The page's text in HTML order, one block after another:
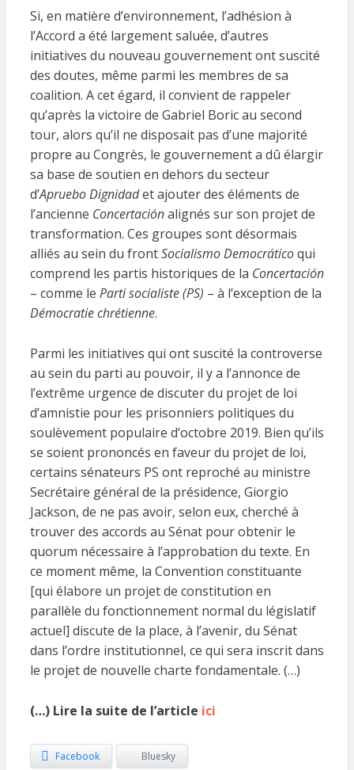
Si, en matière d’environnement, l’adhésion à
l’Accord a été largement saluée, d’autres
initiatives du nouveau gouvernement ont suscité
des doutes, même parmi les membres de sa
coalition. A cet égard, il convient de rappeler
qu’après la victoire de Gabriel Boric au second
tour, alors qu’il ne disposait pas d’une majorité
propre au Congrès, le gouvernement a dû élargir
sa base de soutien en dehors du secteur
d’Apruebo Dignidadet ajouter des éléments de
l’ancienne Concertaciónalignés sur son projet de
transformation. Ces groupes sont désormais
alliés au sein du frontSocialismo Democráticoqui
comprend les partis historiques de la Concertación
– comme le Parti socialiste (PS) – à l’exception de la
Démocratie chrétienne.
Parmi les initiatives qui ont suscité la controverse
au sein du parti au pouvoir, il y a l’annonce de
l’extrême urgence de discuter du projet de loi
d’amnistie pour les prisonniers politiques du
soulèvement populaire d’octobre 2019. Bien qu’ils
se soient prononcés en faveur du projet de loi,
certains sénateurs PS ont reproché au ministre
Secrétaire général de la présidence, Giorgio
Jackson, de ne pas avoir, selon eux, cherché à
trouver des accords au Sénat pour obtenir le
quorum nécessaire à l’approbation du texte. En
ce moment même, la Convention constituante
[qui élabore un projet de constitution en
parallèle du fonctionnement normal du législatif
actuel] discute de la place, à l’avenir, du Sénat
dans l’ordre institutionnel, ce qui sera inscrit dans
le projet de nouvelle charte fondamentale. (…)
(…) Lire la suite de l’article ici
Facebook Bluesky